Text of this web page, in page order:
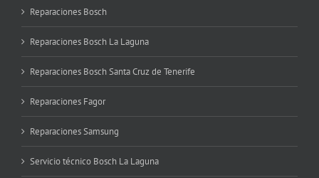
Reparaciones Bosch
Reparaciones Bosch La Laguna
Reparaciones Bosch Santa Cruz de Tenerife
Reparaciones Fagor
Reparaciones Samsung
Servicio técnico Bosch La Laguna